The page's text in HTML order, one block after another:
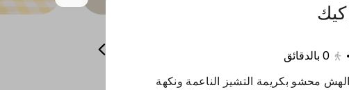
مفرزنات منتجات الشتاء
كيك
•
0 بالدقائق
محشو بكريمة التشيز الناعمة ونكهة